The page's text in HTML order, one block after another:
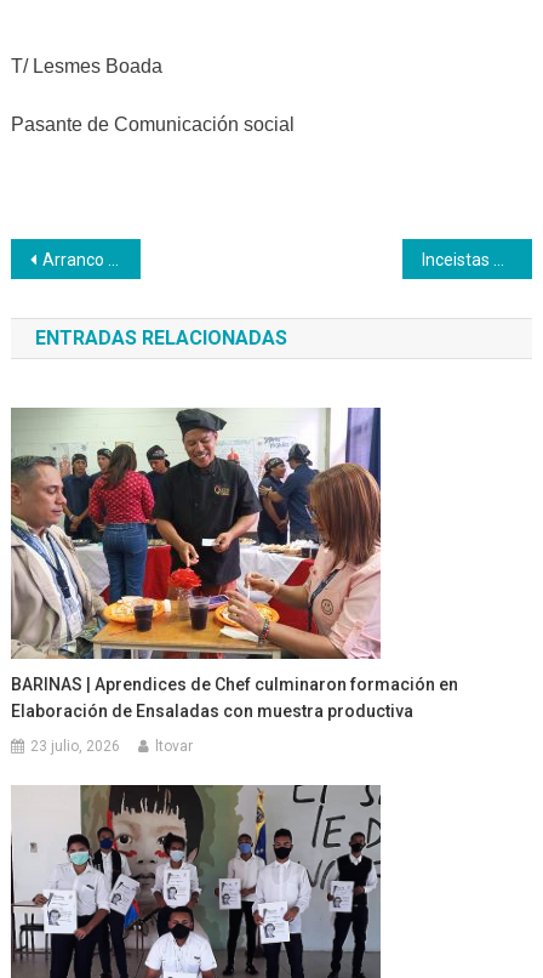
T/ Lesmes Boada
Pasante de Comunicación social
Navegación
de
entradas
Arranco autoformación de maestros y maestras del Inces en el motor Agroalimentario Inceistas adquieren productos de Proteicos Cojedes
ENTRADAS RELACIONADAS
BARINAS | Aprendices de Chef culminaron formación en
Elaboración de Ensaladas con muestra productiva
23 julio, 2026 ltovar